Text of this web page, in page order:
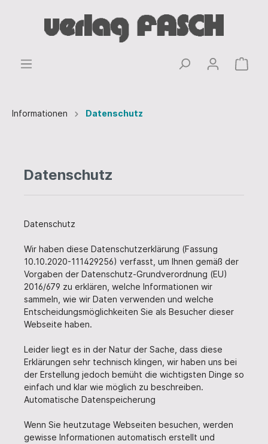
Informationen Datenschutz
Datenschutz
Datenschutz
Wir haben diese Datenschutzerklärung (Fassung
10.10.2020-111429256) verfasst, um Ihnen gemäß der
Vorgaben der Datenschutz-Grundverordnung (EU)
2016/679 zu erklären, welche Informationen wir
sammeln, wie wir Daten verwenden und welche
Entscheidungsmöglichkeiten Sie als Besucher dieser
Webseite haben.
Leider liegt es in der Natur der Sache, dass diese
Erklärungen sehr technisch klingen, wir haben uns bei
der Erstellung jedoch bemüht die wichtigsten Dinge so
einfach und klar wie möglich zu beschreiben.
Automatische Datenspeicherung
Wenn Sie heutzutage Webseiten besuchen, werden
gewisse Informationen automatisch erstellt und